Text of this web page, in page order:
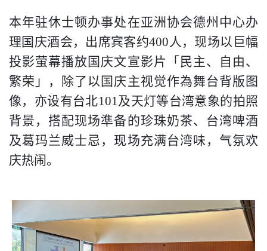
本年驻休士顿办事处在亚洲协会德州中心办
理国庆酒会，出席宾客约400 人，现场以巨幅
投影萤幕播放国庆文宣影片「民主、自由、
繁荣」，除了以国庆主视觉作為舞台背版图
像，亦设有台北101 及天灯等台湾意象的拍照
背景，搭配现场準备的珍珠奶茶、台湾啤酒
及葛玛兰威士忌，现场充满台湾味，气氛欢
庆热闹。